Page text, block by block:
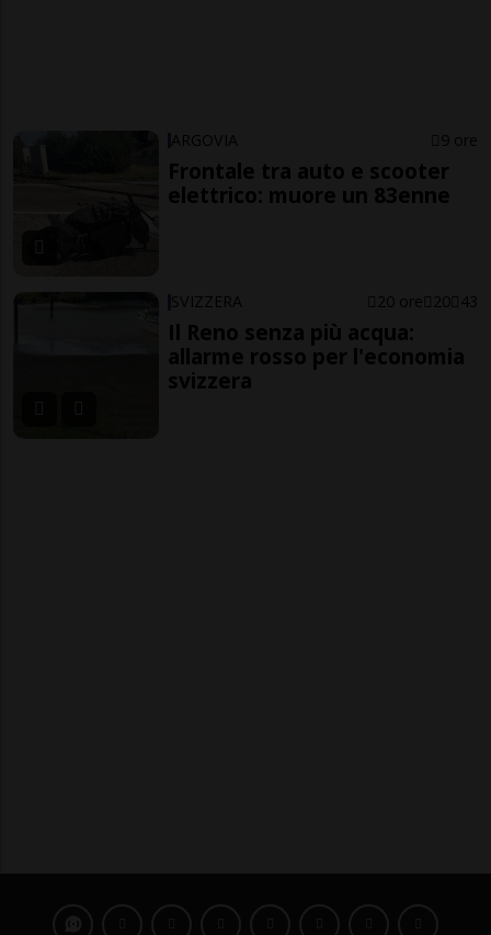
ARGOVIA 9 ore
Frontale tra auto e scooter
elettrico: muore un 83enne
SVIZZERA 20 ore 20 43
Il Reno senza più acqua:
allarme rosso per l'economia
svizzera